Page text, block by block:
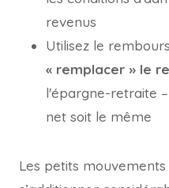
revenus
Utilisez le
« remplacer » le
l'épargne-retraite
net soit le même
Les petits mouvements